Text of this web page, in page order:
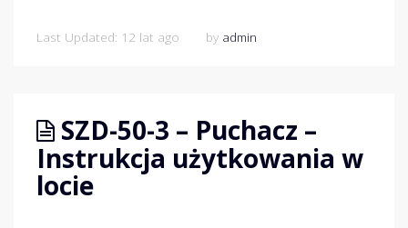
Last Updated: 12 lat ago by admin
SZD-50-3 – Puchacz –
Instrukcja użytkowania w
locie